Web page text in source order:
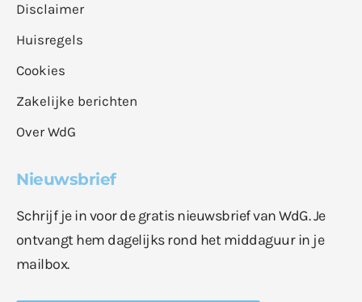
Disclaimer
Huisregels
Cookies
Zakelijke berichten
Over WdG
Nieuwsbrief
Schrijf je in voor de gratis nieuwsbrief van WdG. Je
ontvangt hem dagelijks rond het middaguur in je
mailbox.